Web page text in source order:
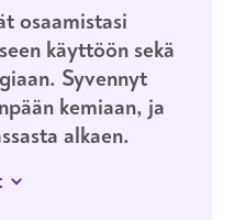
osaamistasi
käyttöön sekä
Syvennyt
kemiaan, ja
alkaen.